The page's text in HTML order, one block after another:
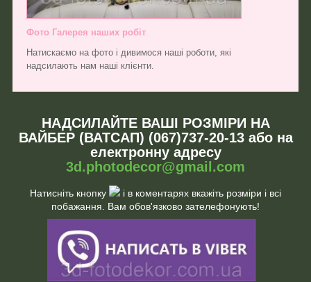
Фото Галерея наших робіт
Натискаємо на фото і дивимося наші роботи, які
надсилають нам наші клієнти.
НАДСИЛАЙТЕ ВАШІ РОЗМІРИ НА
ВАЙБЕР (ВАТСАП) (067)737-20-13 або на
електронну адресу
3d.photodecor@gmail.com
Натисніть кнопку
і в коментарях вкажіть розміри і всі
побажання. Вам обов'язково зателефонують!